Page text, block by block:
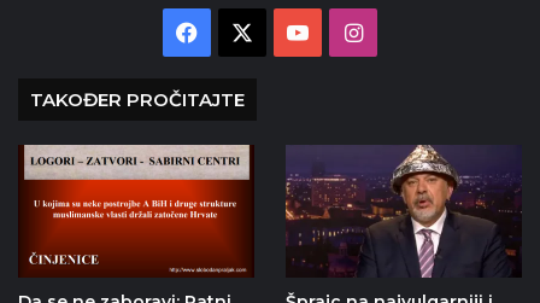
Facebook YouTubeInstagram
TAKOĐER PROČITAJTE